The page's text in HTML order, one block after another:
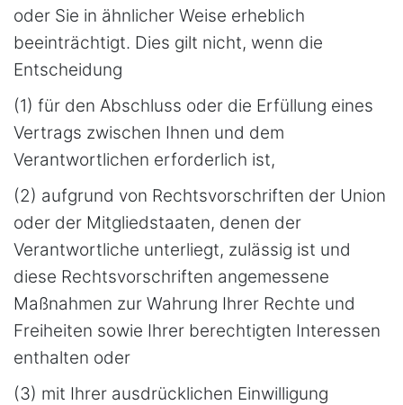
oder Sie in ähnlicher Weise erheblich
beeinträchtigt. Dies gilt nicht, wenn die
Entscheidung
(1) für den Abschluss oder die Erfüllung eines
Vertrags zwischen Ihnen und dem
Verantwortlichen erforderlich ist,
(2) aufgrund von Rechtsvorschriften der Union
oder der Mitgliedstaaten, denen der
Verantwortliche unterliegt, zulässig ist und
diese Rechtsvorschriften angemessene
Maßnahmen zur Wahrung Ihrer Rechte und
Freiheiten sowie Ihrer berechtigten Interessen
enthalten oder
(3) mit Ihrer ausdrücklichen Einwilligung